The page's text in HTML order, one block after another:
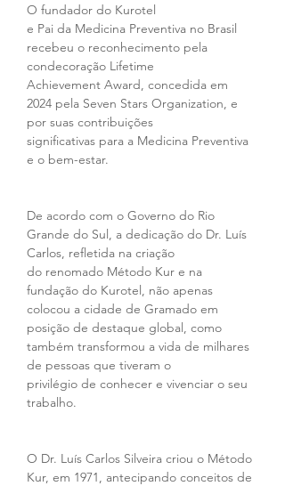
O fundador do Kurotel
e Pai da Medicina Preventiva no Brasil
recebeu o reconhecimento pela
condecoração Lifetime
Achievement Award, concedida em
2024 pela Seven Stars Organization, e
por suas contribuições
significativas para a Medicina Preventiva
e o bem-estar.
De acordo com o Governo do Rio
Grande do Sul, a dedicação do Dr. Luís
Carlos, refletida na criação
do renomado Método Kur e na
fundação do Kurotel, não apenas
colocou a cidade de Gramado em
posição de destaque global, como
também transformou a vida de milhares
de pessoas que tiveram o
privilégio de conhecer e vivenciar o seu
trabalho.
O Dr. Luís Carlos Silveira criou o Método
Kur, em 1971, antecipando conceitos de